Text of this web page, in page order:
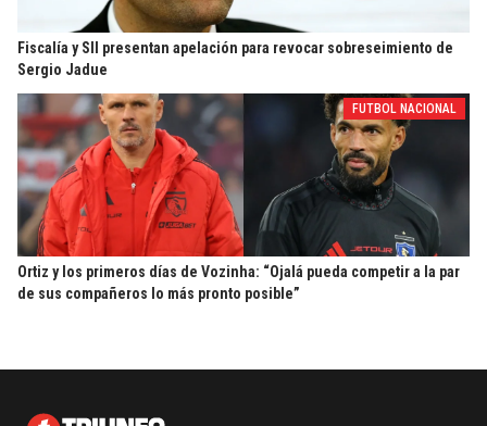
Fiscalía y SII presentan apelación para revocar sobreseimiento de
Sergio Jadue
FUTBOL NACIONAL
Ortiz y los primeros días de Vozinha: “Ojalá pueda competir a la par
de sus compañeros lo más pronto posible”